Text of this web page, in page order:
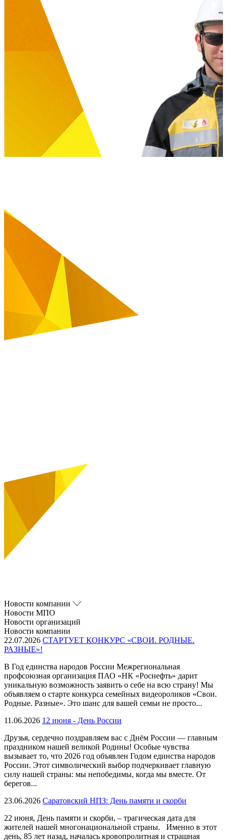
Новости компании
Новости МПО
Новости организаций
Новости компании
22.07.2026 СТАРТУЕТ КОНКУРС «СВОИ. РОДНЫЕ.
РАЗНЫЕ»!
В Год единства народов России Межрегиональная
профсоюзная организация ПАО «НК «Роснефть» дарит
уникальную возможность заявить о себе на всю страну! Мы
объявляем о старте конкурса семейных видеороликов «Свои.
Родные. Разные». Это шанс для вашей семьи не просто...
11.06.2026 12 июня - День России
Друзья, сердечно поздравляем вас с Днём России — главным
праздником нашей великой Родины! Особые чувства
вызывает то, что 2026 год объявлен Годом единства народов
России. Этот символический выбор подчеркивает главную
силу нашей страны: мы непобедимы, когда мы вместе. От
берегов...
23.06.2026 Саратовский НПЗ: День памяти и скорби
22 июня, День памяти и скорби, – трагическая дата для
жителей нашей многонациональной страны. Именно в этот
день, 85 лет назад, началась кровопролитная и страшная